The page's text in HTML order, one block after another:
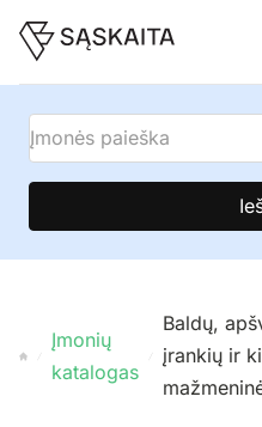
Įmonių
katalogas
Baldų,
įrankių ir